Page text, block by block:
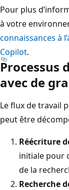
Pour plus
à votre
connaissances à
Copilot.
Processus
avec de
Le flux de travail
peut être
Réécriture
initiale pour
de la
Recherche